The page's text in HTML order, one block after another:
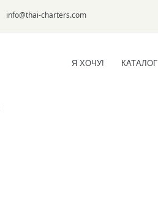
info@thai-charters.com
Я ХОЧУ! КАТАЛОГ